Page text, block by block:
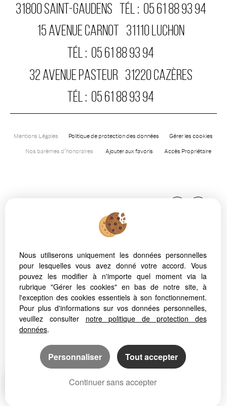
31800SAINT-GAUDENS TÉL : 05 61 88 93 94
15 AVENUE CARNOT 31110 LUCHON
TÉL : 05 61 88 93 94
32 AVENUE PASTEUR 31220CAZÈRES
TÉL : 05 61 88 93 94
Mentions Légales Politique de protection des données Gérer les cookies
Nos barèmes d'honoraires Ajouter aux favoris Accès Propriétaire
Afin de vous offrir un confort de lecture permanent, depuis
votre PC, votre tablette ou votre smartphone, notre site
s’adapte automatiquement aux différents types d'écrans
Site internet immobilier
Référencement immobilier
Nous utiliserons uniquement les données personnelles
pour lesquelles vous avez donné votre accord. Vous
pouvez les modifier à n'importe quel moment via la
rubrique "Gérer les cookies" en bas de notre site, à
l'exception des cookies essentiels à son fonctionnement.
Pour plus d'informations sur vos données personnelles,
veuillez consulter notre politique de protection des
données.
Personnaliser Tout accepter
Continuer sans accepter